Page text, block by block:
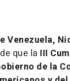
Venezuela,
que la III
de la